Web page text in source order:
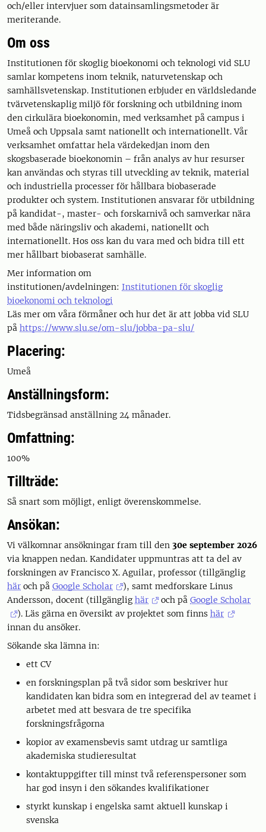
och/eller intervjuer som datainsamlingsmetoder är
meriterande.
Om oss
Institutionen för skoglig bioekonomi och teknologi vid SLU
samlar kompetens inom teknik, naturvetenskap och
samhällsvetenskap. Institutionen erbjuder en världsledande
tvärvetenskaplig miljö för forskning och utbildning inom
den cirkulära bioekonomin, med verksamhet på campus i
Umeå och Uppsala samt nationellt och internationellt. Vår
verksamhet omfattar hela värdekedjan inom den
skogsbaserade bioekonomin – från analys av hur resurser
kan användas och styras till utveckling av teknik, material
och industriella processer för hållbara biobaserade
produkter och system. Institutionen ansvarar för utbildning
på kandidat-, master- och forskarnivå och samverkar nära
med både näringsliv och akademi, nationellt och
internationellt. Hos oss kan du vara med och bidra till ett
mer hållbart biobaserat samhälle.
Mer information om
institutionen/avdelningen: Institutionen för skoglig
bioekonomi och teknologi
Läs mer om våra förmåner och hur det är att jobba vid SLU
på https://www.slu.se/om-slu/jobba-pa-slu/
Placering:
Umeå
Anställningsform:
Tidsbegränsad anställning 24 månader.
Omfattning:
100%
Tillträde:
Så snart som möjligt, enligt överenskommelse.
Ansökan:
Vi välkomnar ansökningar fram till den 30e september 2026
via knappen nedan. Kandidater uppmuntras att ta del av
forskningen av Francisco X. Aguilar, professor (tillgänglig
här och på Google Scholar
), samt medforskare Linus
Andersson, docent (tillgänglighär och påGoogle Scholar
). Läs gärna en översikt av projektet som finnshär
innan du ansöker.
Sökande ska lämna in:
ett CV
en forskningsplan på två sidor som beskriver hur
kandidaten kan bidra som en integrerad del av teamet i
arbetet med att besvara de tre specifika
forskningsfrågorna
kopior av examensbevis samt utdrag ur samtliga
akademiska studieresultat
kontaktuppgifter till minst två referenspersoner som
har god insyn i den sökandes kvalifikationer
styrkt kunskap i engelska samt aktuell kunskap i
svenska